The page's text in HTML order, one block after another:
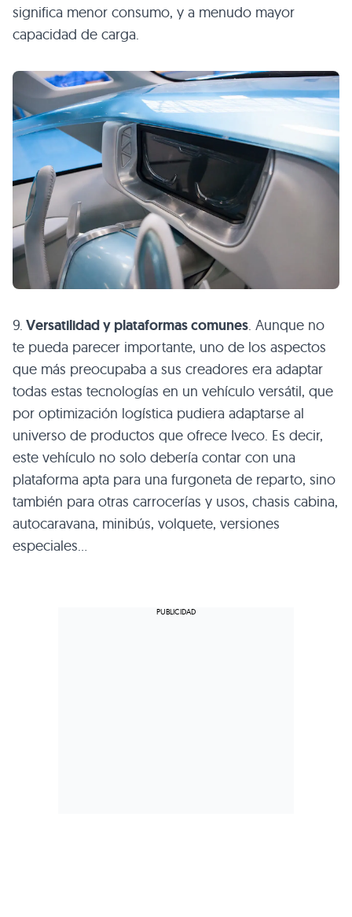
significa menor consumo, y a menudo mayor
capacidad de carga.
9. Versatilidad y plataformas comunes. Aunque no
te pueda parecer importante, uno de los aspectos
que más preocupaba a sus creadores era adaptar
todas estas tecnologías en un vehículo versátil, que
por optimización logística pudiera adaptarse al
universo de productos que ofrece Iveco. Es decir,
este vehículo no solo debería contar con una
plataforma apta para una furgoneta de reparto, sino
también para otras carrocerías y usos, chasis cabina,
autocaravana, minibús, volquete, versiones
especiales…